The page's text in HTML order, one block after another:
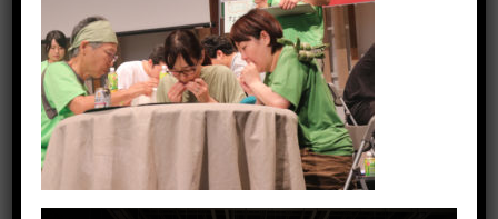
ルール説明
ご協賛受付
お問い合せ
2020年7月7日（火）